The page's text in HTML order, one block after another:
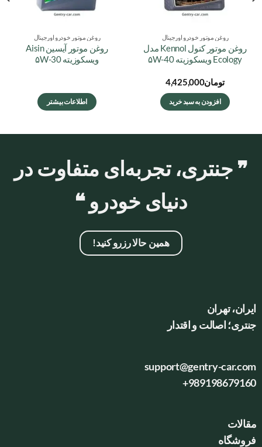
روغن موتور خودرو اورجینال
روغن موتور کنول Kennol مدل
Ecology ویسکوزیته ۵W-40
تومان4,425,000
افزودن به سبد خرید
روغن موتور خودرو اورجینال
روغن موتور آیسین Aisin
ویسکوزیته ۵W-30
اطلاعات بیشتر
❞ جنتری، تجربه‌ای متفاوت در
دنیای خودرو ❝
همین حالا رزرو کنید!
ایران، تهران
جنتری؛ اصالت و اقتدار
support@gentry-car.com
+989198679160
مقالات
فروشگاه